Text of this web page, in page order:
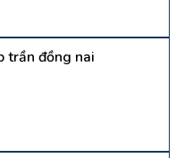
trần đồng nai